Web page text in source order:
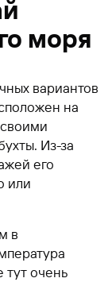
моря
вариантов
на
Из-за
его
или
в
тут очень